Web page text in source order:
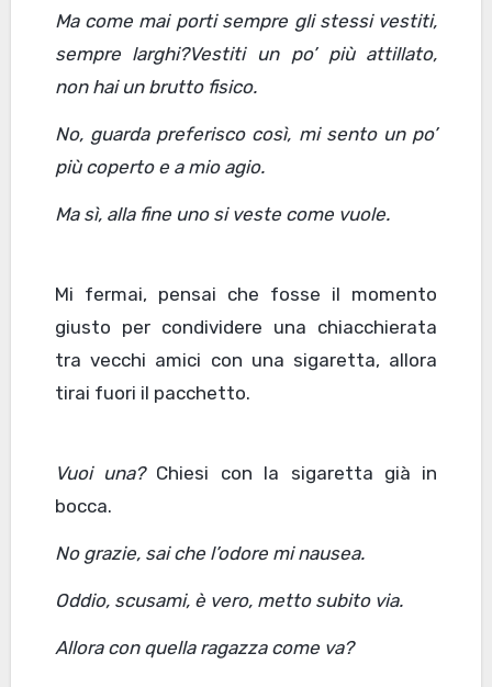
Ma come mai porti sempre gli stessi vestiti,
sempre larghi?Vestiti un po’ più attillato,
non hai un brutto fisico.
No, guarda preferisco così, mi sento un po’
più coperto e a mio agio.
Ma sì, alla fine uno si veste come vuole.
Mi fermai, pensai che fosse il momento
giusto per condividere una chiacchierata
tra vecchi amici con una sigaretta, allora
tirai fuori il pacchetto.
Vuoi una? Chiesi con la sigaretta già in
bocca.
No grazie, sai che l’odore mi nausea.
Oddio,scusami,è vero,metto subito via.
Allora con quella ragazza come va?